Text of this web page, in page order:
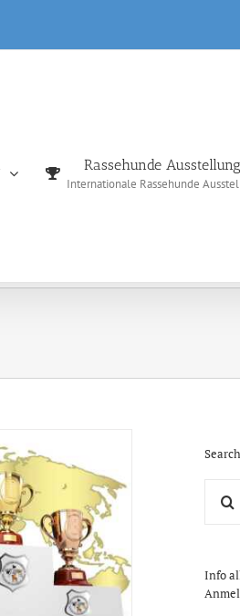
Rassehunde
Internationale Rassehunde
Search
Suche
Info